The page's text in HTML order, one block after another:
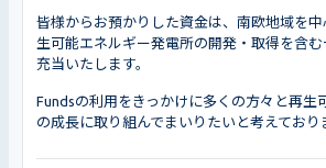
皆様からお預かりした資金は、南欧地域を
生可能エネルギー発電所の開発・取得を含
充当いたします。
Fundsの利用をきっかけに多くの方々と再生
の成長に取り組んでまいりたいと考えており